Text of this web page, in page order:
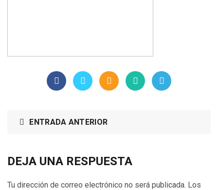
ENTRADA ANTERIOR
DEJA UNA RESPUESTA
Tu dirección de correo electrónico no será publicada. Los